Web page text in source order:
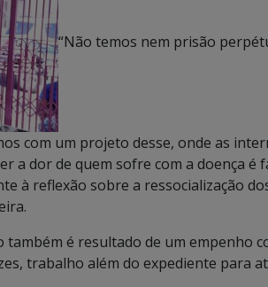
“Não temos nem prisão
com um projeto desse, onde as
a dor de quem sofre com a doença é
à reflexão sobre a ressocialização
é resultado de um empenho
trabalho além do expediente para